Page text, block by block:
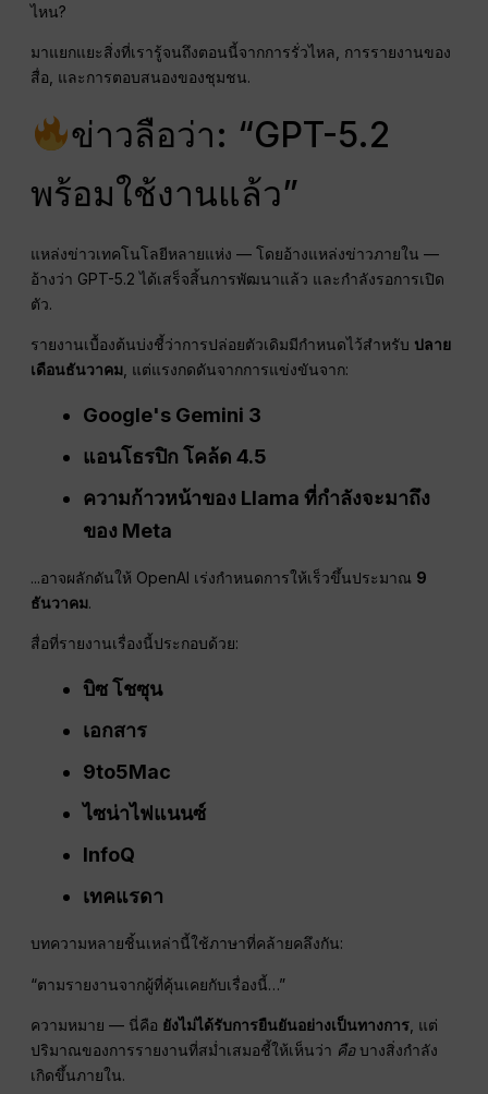
ไหน?
มาแยกแยะสิ่งที่เรารู้จนถึงตอนนี้จากการรั่วไหล, การรายงานของ
สื่อ, และการตอบสนองของชุมชน.
ข่าวลือว่า: “GPT-5.2
พร้อมใช้งานแล้ว”
แหล่งข่าวเทคโนโลยีหลายแห่ง — โดยอ้างแหล่งข่าวภายใน —
อ้างว่า GPT-5.2 ได้เสร็จสิ้นการพัฒนาแล้ว และกำลังรอการเปิด
ตัว.
รายงานเบื้องต้นบ่งชี้ว่าการปล่อยตัวเดิมมีกำหนดไว้สำหรับ ปลาย
เดือนธันวาคม , แต่แรงกดดันจากการแข่งขันจาก:
Google's Gemini 3
แอนโธรปิก โคล้ด 4.5
ความก้าวหน้าของ Llama ที่กำลังจะมาถึง
ของ Meta
...อาจผลักดันให้ OpenAI เร่งกำหนดการให้เร็วขึ้นประมาณ 9
ธันวาคม.
สื่อที่รายงานเรื่องนี้ประกอบด้วย:
บิซ โชซุน
เอกสาร
9to5Mac
ไซน่าไฟแนนซ์
InfoQ
เทคแรดา
บทความหลายชิ้นเหล่านี้ใช้ภาษาที่คล้ายคลึงกัน:
“ตามรายงานจากผู้ที่คุ้นเคยกับเรื่องนี้…”
ความหมาย — นี่คือ ยังไม่ได้รับการยืนยันอย่างเป็นทางการ , แต่
ปริมาณของการรายงานที่สม่ำเสมอชี้ให้เห็นว่า คือบางสิ่งกำลัง
เกิดขึ้นภายใน.